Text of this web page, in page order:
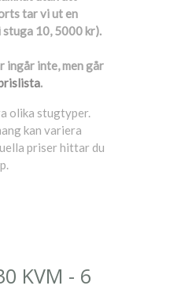
tar vi ut en
10, 5000 kr).
ingår inte, men går
.
olika stugtyper.
kan variera
priser hittar du
KVM - 6